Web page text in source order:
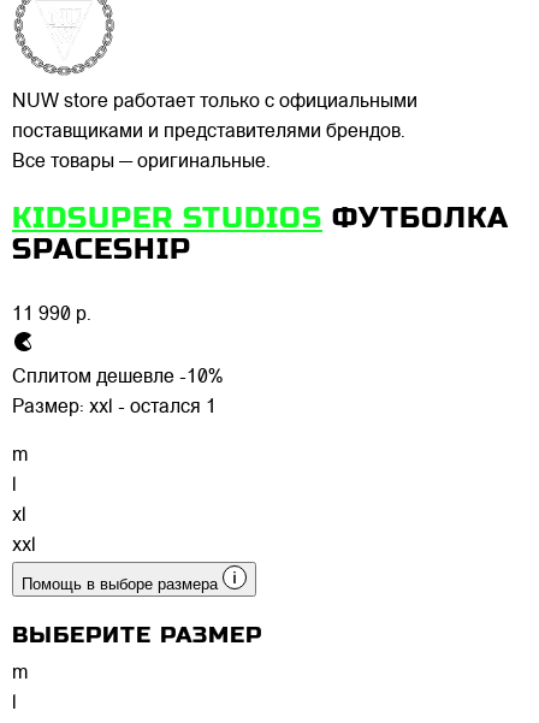
NUW store работает только с официальными
поставщиками и представителями брендов.
Все товары — оригинальные.
KIDSUPER STUDIOS ФУТБОЛКА
SPACESHIP
11 990 р.
Сплитом дешевле -10%
Размер: xxl - остался 1
m
xl
xxl
Помощь в выборе размера
ВЫБЕРИТЕ РАЗМЕР
m